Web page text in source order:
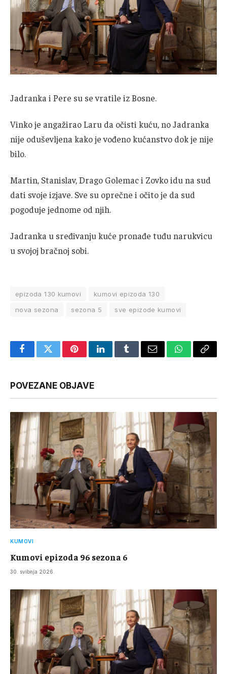
Jadranka i Pere su se vratile iz Bosne.
Vinko je angažirao Laru da očisti kuću, no Jadranka
nije oduševljena kako je vođeno kućanstvo dok je nije
bilo.
Martin, Stanislav, Drago Golemac i Zovko idu na sud
dati svoje izjave. Sve su oprečne i očito je da sud
pogoduje jednome od njih.
Jadranka u sređivanju kuće pronađe tuđu narukvicu
u svojoj bračnoj sobi.
epizoda 130 kumovi
kumovi epizoda 130
nova sezona
sezona 5 sve epizode kumovi
FacebookTwitterPinterestLinkedInTumblrEmail WhatsApp
Copy
POVEZANE OBJAVE
KUMOVI
Kumovi epizoda 96 sezona 6
30. svibnja 2026.